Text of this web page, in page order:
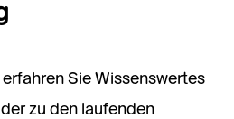
Sie Wissenswertes
zu den laufenden